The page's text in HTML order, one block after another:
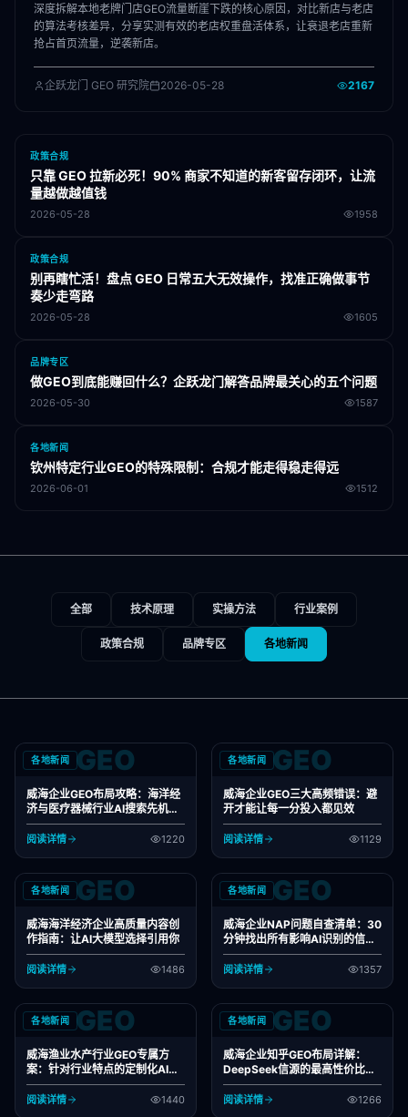
深度拆解本地老牌门店GEO流量断崖下跌的核心原因，对比新店与老店
的算法考核差异，分享实测有效的老店权重盘活体系，让衰退老店重新
抢占首页流量，逆袭新店。
企跃龙门 GEO 研究院 2026-05-28 2167
政策合规
只靠 GEO 拉新必死！90% 商家不知道的新客留存闭环，让流
量越做越值钱
2026-05-28 1958
政策合规
别再瞎忙活！盘点 GEO 日常五大无效操作，找准正确做事节
奏少走弯路
2026-05-28 1605
品牌专区
做GEO到底能赚回什么？企跃龙门解答品牌最关心的五个问题
2026-05-30 1587
各地新闻
钦州特定行业GEO的特殊限制：合规才能走得稳走得远
2026-06-01 1512
全部 技术原理 实操方法 行业案例
政策合规 品牌专区 各地新闻
各地新闻 GEO
威海企业GEO布局攻略：海洋经
济与医疗器械行业AI搜索先机把
握
阅读详情 1220
各地新闻 GEO
威海企业GEO三大高频错误：避
开才能让每一分投入都见效
阅读详情 1129
各地新闻 GEO
威海海洋经济企业高质量内容创
作指南：让AI大模型选择引用你
阅读详情 1486
各地新闻 GEO
威海企业NAP问题自查清单：30
分钟找出所有影响AI识别的信息
错误
阅读详情 1357
各地新闻 GEO
威海渔业水产行业GEO专属方
案：针对行业特点的定制化AI搜
索布局
阅读详情 1440
各地新闻 GEO
威海企业知乎GEO布局详解：
DeepSeek信源的最高性价比渠
道
阅读详情 1266